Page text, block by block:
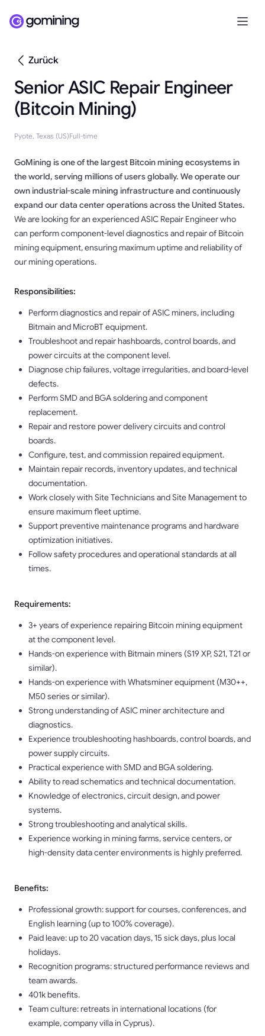
Zurück
Senior ASIC Repair Engineer
(Bitcoin Mining)
Pyote, Texas (US)Full-time
GoMining is one of the largest Bitcoin mining ecosystems in
the world, serving millions of users globally. We operate our
own industrial-scale mining infrastructure and continuously
expand our data center operations across the United States.
We are looking for an experienced ASIC Repair Engineer who
can perform component-level diagnostics and repair of Bitcoin
mining equipment, ensuring maximum uptime and reliability of
our mining operations.
Responsibilities:
Perform diagnostics and repair of ASIC miners, including
Bitmain and MicroBT equipment.
Troubleshoot and repair hashboards, control boards, and
power circuits at the component level.
Diagnose chip failures, voltage irregularities, and board-level
defects.
Perform SMD and BGA soldering and component
replacement.
Repair and restore power delivery circuits and control
boards.
Configure, test, and commission repaired equipment.
Maintain repair records, inventory updates, and technical
documentation.
Work closely with Site Technicians and Site Management to
ensure maximum fleet uptime.
Support preventive maintenance programs and hardware
optimization initiatives.
Follow safety procedures and operational standards at all
times.
Requirements:
3+ years of experience repairing Bitcoin mining equipment
at the component level.
Hands-on experience with Bitmain miners (S19 XP, S21, T21 or
similar).
Hands-on experience with Whatsminer equipment (M30++,
M50 series or similar).
Strong understanding of ASIC miner architecture and
diagnostics.
Experience troubleshooting hashboards, control boards, and
power supply circuits.
Practical experience with SMD and BGA soldering.
Ability to read schematics and technical documentation.
Knowledge of electronics, circuit design, and power
systems.
Strong troubleshooting and analytical skills.
Experience working in mining farms, service centers, or
high-density data center environments is highly preferred.
Benefits:
Professional growth: support for courses, conferences, and
English learning (up to 100% coverage).
Paid leave: up to 20 vacation days, 15 sick days, plus local
holidays.
Recognition programs: structured performance reviews and
team awards.
401k benefits.
Team culture: retreats in international locations (for
example, company villa in Cyprus).